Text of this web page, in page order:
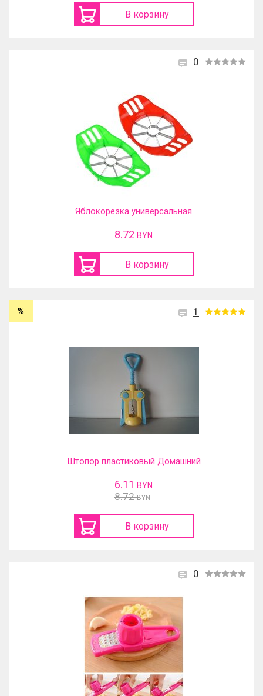
В корзину
0
Яблокорезка универсальная
8.72 BYN
В корзину
1
%
Штопор пластиковый Домашний
6.11 BYN
8.72 BYN
В корзину
0